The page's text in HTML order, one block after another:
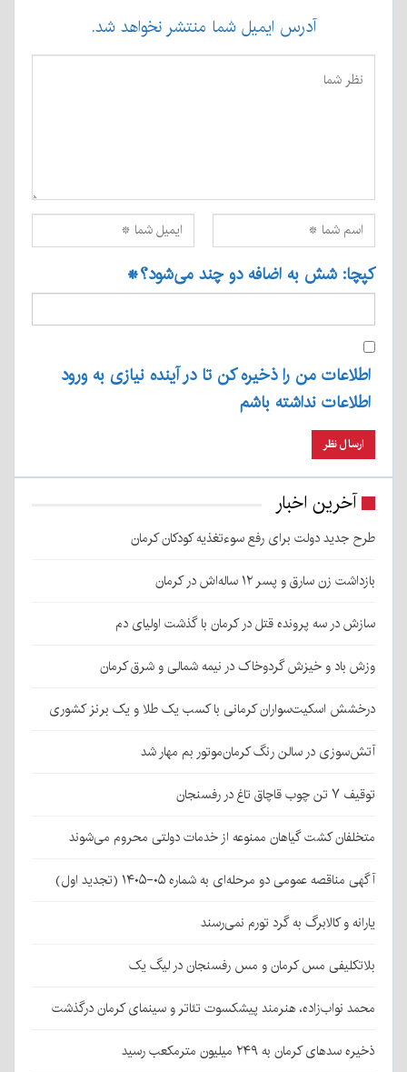
آدرس ایمیل شما منتشر نخواهد شد.
کپچا: شش به اضافه دو چند می‌شود؟*
اطلاعات من را ذخیره کن تا در آینده نیازی به ورود
اطلاعات نداشته باشم
آخرین اخبار
طرح جدید دولت برای رفع سوءتغذیه کودکان کرمان
بازداشت زن سارق و پسر ۱۲ ساله‌اش در کرمان
سازش در سه پرونده قتل در کرمان با گذشت اولیای دم
وزش باد و خیزش گردوخاک در نیمه شمالی و شرق کرمان
درخشش اسکیت‌سواران کرمانی با کسب یک طلا و یک برنز کشوری
آتش‌سوزی در سالن رنگ کرمان‌موتور بم مهار شد
توقیف ۷ تن چوب قاچاق تاغ در رفسنجان
متخلفان کشت گیاهان ممنوعه از خدمات دولتی محروم می‌شوند
آگهی مناقصه عمومی دو مرحله‌ای به شماره ۰۵-۱۴۰۵ (تجدید اول)
یارانه و کالابرگ به گرد تورم نمی‌رسند
بلاتکلیفی مس کرمان و مس رفسنجان در لیگ یک
محمد نواب‌زاده، هنرمند پیشکسوت تئاتر و سینمای کرمان درگذشت
ذخیره سدهای کرمان به ۲۴۹ میلیون مترمکعب رسید